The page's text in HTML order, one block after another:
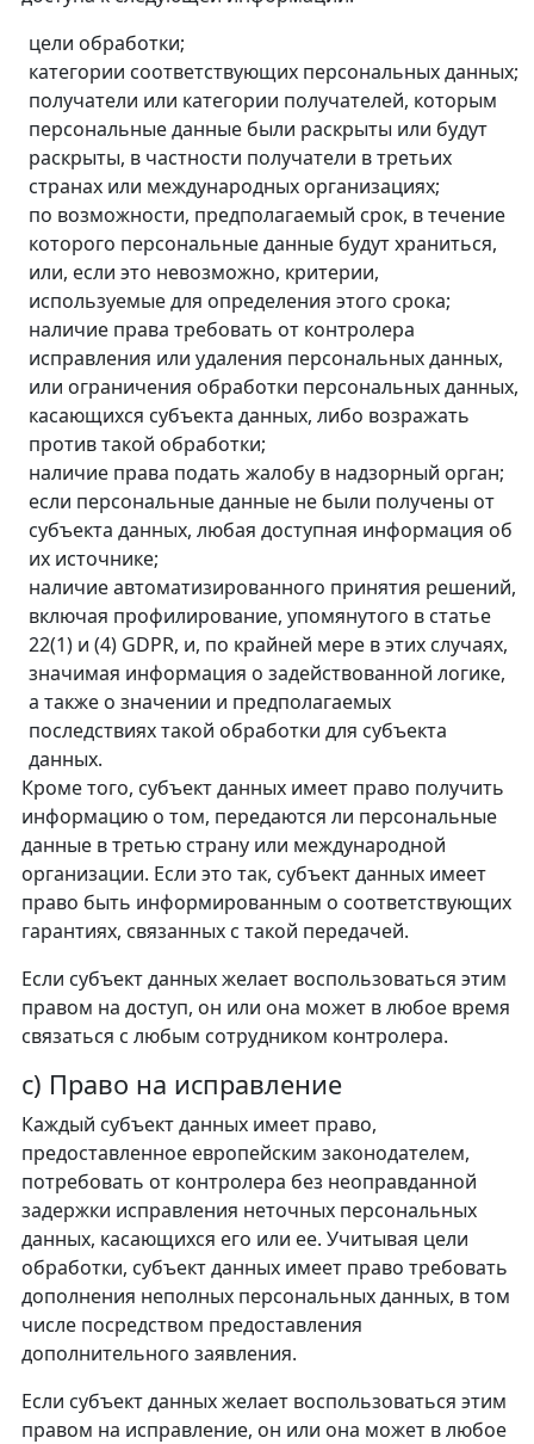
цели обработки;
категории соответствующих персональных данных;
получатели или категории получателей, которым
персональные данные были раскрыты или будут
раскрыты, в частности получатели в третьих
странах или международных организациях;
по возможности, предполагаемый срок, в течение
которого персональные данные будут храниться,
или, если это невозможно, критерии,
используемые для определения этого срока;
наличие права требовать от контролера
исправления или удаления персональных данных,
или ограничения обработки персональных данных,
касающихся субъекта данных, либо возражать
против такой обработки;
наличие права подать жалобу в надзорный орган;
если персональные данные не были получены от
субъекта данных, любая доступная информация об
их источнике;
наличие автоматизированного принятия решений,
включая профилирование, упомянутого в статье
22(1) и (4) GDPR, и, по крайней мере в этих случаях,
значимая информация о задействованной логике,
а также о значении и предполагаемых
последствиях такой обработки для субъекта
данных.
Кроме того, субъект данных имеет право получить
информацию о том, передаются ли персональные
данные в третью страну или международной
организации. Если это так, субъект данных имеет
право быть информированным о соответствующих
гарантиях, связанных с такой передачей.
Если субъект данных желает воспользоваться этим
правом на доступ, он или она может в любое время
связаться с любым сотрудником контролера.
c) Право на исправление
Каждый субъект данных имеет право,
предоставленное европейским законодателем,
потребовать от контролера без неоправданной
задержки исправления неточных персональных
данных, касающихся его или ее. Учитывая цели
обработки, субъект данных имеет право требовать
дополнения неполных персональных данных, в том
числе посредством предоставления
дополнительного заявления.
Если субъект данных желает воспользоваться этим
правом на исправление, он или она может в любое